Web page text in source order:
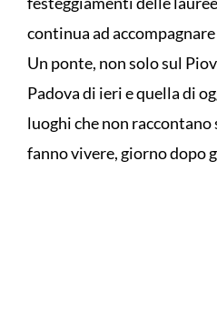
continua ad
Un ponte, non solo sul
Padova di ieri e quella di
luoghi che non
fanno vivere, giorno dopo